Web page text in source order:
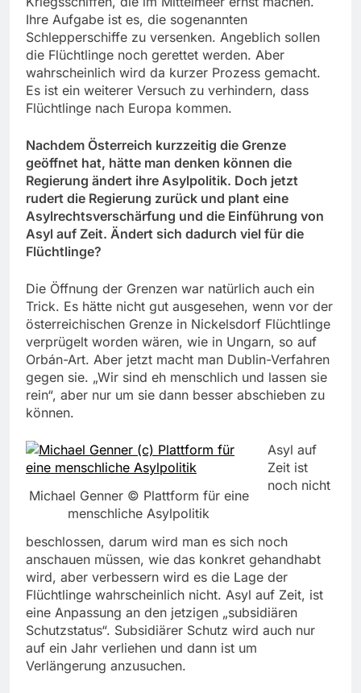
Ihre Aufgabe ist es, die sogenannten
Schlepperschiffe zu versenken. Angeblich sollen
die Flüchtlinge noch gerettet werden. Aber
wahrscheinlich wird da kurzer Prozess gemacht.
Es ist ein weiterer Versuch zu verhindern, dass
Flüchtlinge nach Europa kommen.
Nachdem Österreich kurzzeitig die Grenze
geöffnet hat, hätte man denken können die
Regierung ändert ihre Asylpolitik. Doch jetzt
rudert die Regierung zurück und plant eine
Asylrechtsverschärfung und die Einführung von
Asyl auf Zeit. Ändert sich dadurch viel für die
Flüchtlinge?
Die Öffnung der Grenzen war natürlich auch ein
Trick. Es hätte nicht gut ausgesehen, wenn vor der
österreichischen Grenze in Nickelsdorf Flüchtlinge
verprügelt worden wären, wie in Ungarn, so auf
Orbán-Art. Aber jetzt macht man Dublin-Verfahren
gegen sie. „Wir sind eh menschlich und lassen sie
rein“, aber nur um sie dann besser abschieben zu
können.
Michael Genner © Plattform für eine
menschliche Asylpolitik
Asyl auf
Zeit ist
noch nicht
beschlossen, darum wird man es sich noch
anschauen müssen, wie das konkret gehandhabt
wird, aber verbessern wird es die Lage der
Flüchtlinge wahrscheinlich nicht. Asyl auf Zeit, ist
eine Anpassung an den jetzigen „subsidiären
Schutzstatus“. Subsidiärer Schutz wird auch nur
auf ein Jahr verliehen und dann ist um
Verlängerung anzusuchen.